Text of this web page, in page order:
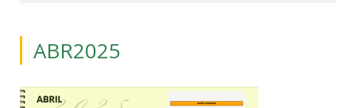
ABR2025